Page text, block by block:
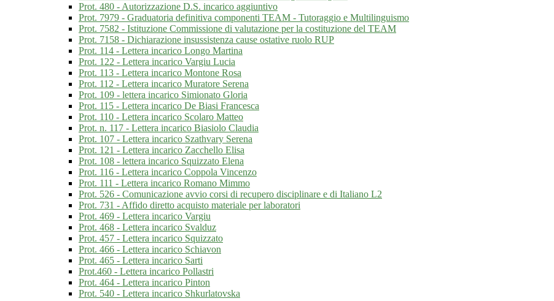
Prot. 480 - Autorizzazione D.S. incarico aggiuntivo
Prot. 7979 - Graduatoria definitiva componenti TEAM - Tutoraggio e Multilinguismo
Prot. 7582 - Istituzione Commissione di valutazione per la costituzione del TEAM
Prot. 7158 - Dichiarazione insussistenza cause ostative ruolo RUP
Prot. 114 - Lettera incarico Longo Martina
Prot. 122 - Lettera incarico Vargiu Lucia
Prot. 113 - Lettera incarico Montone Rosa
Prot. 112 - Lettera incarico Muratore Serena
Prot. 109 - lettera incarico Simionato Gloria
Prot. 115 - Lettera incarico De Biasi Francesca
Prot. 110 - Lettera incarico Scolaro Matteo
Prot. n. 117 - Lettera incarico Biasiolo Claudia
Prot. 107 - Lettera incarico Szathvary Serena
Prot. 121 - Lettera incarico Zacchello Elisa
Prot. 108 - lettera incarico Squizzato Elena
Prot. 116 - Lettera incarico Coppola Vincenzo
Prot. 111 - Lettera incarico Romano Mimmo
Prot. 526 - Comunicazione avvio corsi di recupero disciplinare e di Italiano L2
Prot. 731 - Affido diretto acquisto materiale per laboratori
Prot. 469 - Lettera incarico Vargiu
Prot. 468 - Lettera incarico Svalduz
Prot. 457 - Lettera incarico Squizzato
Prot. 466 - Lettera incarico Schiavon
Prot. 465 - Lettera incarico Sarti
Prot.460 - Lettera incarico Pollastri
Prot. 464 - Lettera incarico Pinton
Prot. 540 - Lettera incarico Shkurlatovska